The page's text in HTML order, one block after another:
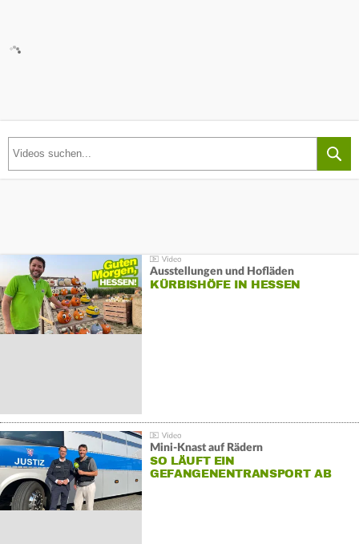
Ausstellungen und Hofläden
KÜRBISHÖFE IN HESSEN
Mini-Knast auf Rädern
SO LÄUFT EIN
GEFANGENENTRANSPORT AB